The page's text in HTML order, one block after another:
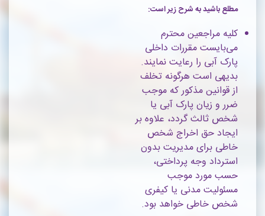
مطلع باشید به شرح زیر است:
کلیه مراجعین محترم
می‌بایست مقررات داخلی
پارک آبی را رعایت نمایند.
بدیهی است هرگونه تخلف
از قوانین مذکور که موجب
ضرر و زیان پارک آبی یا
شخص ثالث گردد، علاوه بر
ایجاد حق اخراج شخص
خاطی برای مدیریت بدون
استرداد وجه پرداختی،
حسب مورد موجب
مسئولیت مدنی یا کیفری
شخص خاطی خواهد بود.